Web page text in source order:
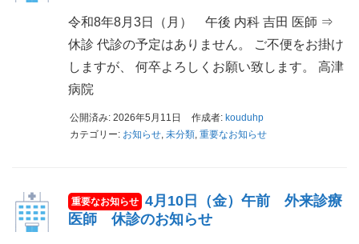
令和8年8月3日（月） 午後 内科 吉田 医師 ⇒
休診 代診の予定はありません。 ご不便をお掛け
しますが、 何卒よろしくお願い致します。 高津
病院
公開済み: 2026年5月11日 作成者: kouduhp
カテゴリー: お知らせ,未分類,重要なお知らせ
4月10日（金）午前 外来診療
医師 休診のお知らせ